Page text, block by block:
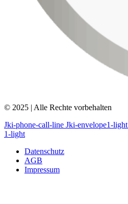
© 2025 | Alle Rechte vorbehalten
Jki-phone-call-line Jki-envelope1-light
1-light
Datenschutz
AGB
Impressum